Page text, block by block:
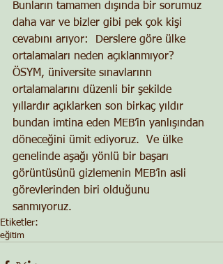
Bunların tamamen dışında bir sorumuz
daha var ve bizler gibi pek çok kişi
cevabını arıyor:  Derslere göre ülke
ortalamaları neden açıklanmıyor?
ÖSYM, üniversite sınavlarınn
ortalamalarını düzenli bir şekilde
yıllardır açıklarken son birkaç yıldır
bundan imtina eden MEB’in yanlışından
döneceğini ümit ediyoruz.  Ve ülke
genelinde aşağı yönlü bir başarı
görüntüsünü gizlemenin MEB’in asli
görevlerinden biri olduğunu
sanmıyoruz.
Etiketler:
eğitim